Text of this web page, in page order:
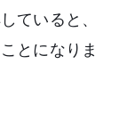
ていると、
とになりま